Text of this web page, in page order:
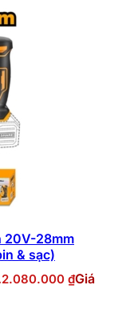
20V-28mm
& sạc)
2.080.000 ₫Giá